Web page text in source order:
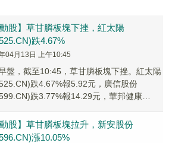
動股】草甘膦板塊下挫，紅太陽
跌4.67%
04月13日 上午10:45
盤，截至10:45，草甘膦板塊下挫。紅太陽
跌4.67%報5.92元，廣信股份
跌3.77%報14.29元，華邦健康
動股】草甘膦板塊拉升，新安股份
漲10.05%